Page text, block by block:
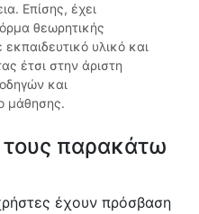
Επίσης, έχει
θεωρητικής
υλικό και
έτσι στην άριστη
και
μάθησης.
τους παρακάτω
έχουν πρόσβαση